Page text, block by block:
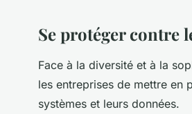
Se protéger contre
Face à la diversité et à la
les entreprises de mettre en
systèmes et leurs données.